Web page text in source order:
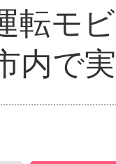
転モ
内で